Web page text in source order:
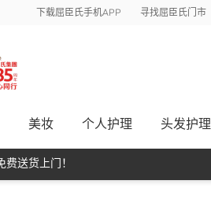
下载屈臣氏手机APP 寻找屈臣氏门市
美妆 个人护理 头发护理
送货上门！